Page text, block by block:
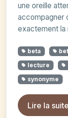
une oreille
accompagner
exactement la
beta
lecture
synonyme
Lire la suite